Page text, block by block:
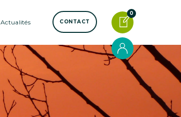
Actualités CONTACT
0